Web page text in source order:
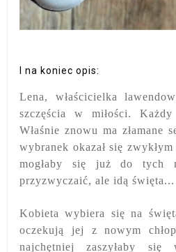
I na koniec opis:
Lena, właścicielka
szczęścia w miłości.
Właśnie znowu ma złamane
wybranek okazał się
mogłaby się już do tych
przyzwyczaić, ale idą święta...
Kobieta wybiera się na
oczekują jej z nowym
najchętniej zaszyłaby